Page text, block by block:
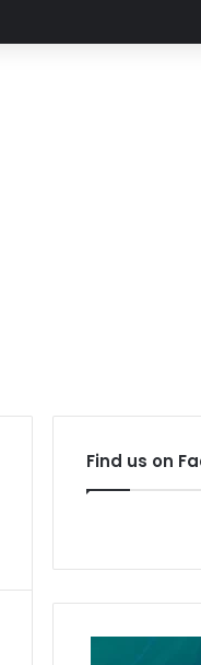
Find us on